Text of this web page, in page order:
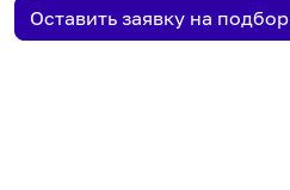
Оставить заявку на подбор